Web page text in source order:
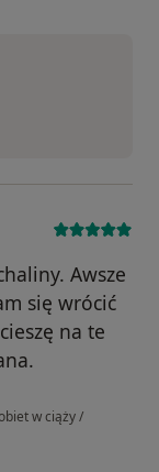
Awsze
się wrócić
na te
w ciąży /